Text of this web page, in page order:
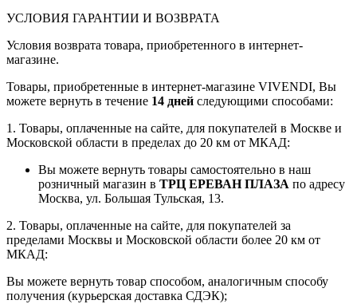
УСЛОВИЯ ГАРАНТИИ И ВОЗВРАТА
Условия возврата товара, приобретенного в интернет-
магазине.
Товары, приобретенные в интернет-магазине VIVENDI, Вы
можете вернуть в течение 14 дней следующими способами:
1. Товары, оплаченные на сайте, для покупателей в Москве и
Московской области в пределах до 20 км от МКАД:
Вы можете вернуть товары самостоятельно в наш
розничный магазин в ТРЦ ЕРЕВАН ПЛАЗА по адресу
Москва, ул. Большая Тульская, 13.
2. Товары, оплаченные на сайте, для покупателей за
пределами Москвы и Московской области более 20 км от
МКАД:
Вы можете вернуть товар способом, аналогичным способу
получения (курьерская доставка СДЭК);